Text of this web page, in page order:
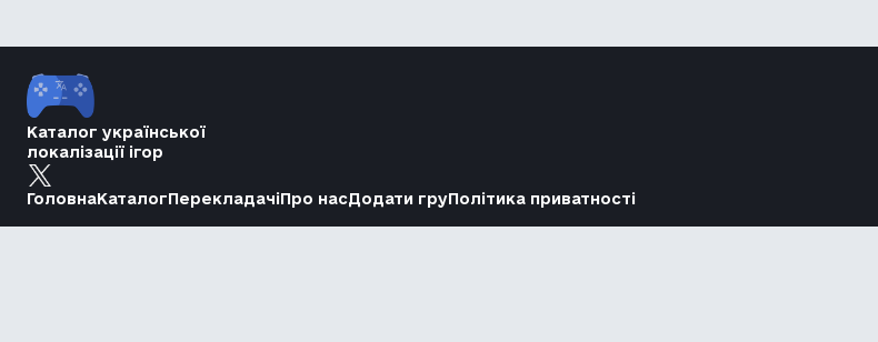
Каталог української
локалізації ігор
ГоловнаКаталогПерекладачіПро насДодати груПолітика приватності